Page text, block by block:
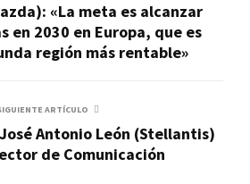
«La meta es alcanzar
en 2030 en Europa, que es
región más rentable»
ARTÍCULO
Antonio León (Stellantis)
de Comunicación